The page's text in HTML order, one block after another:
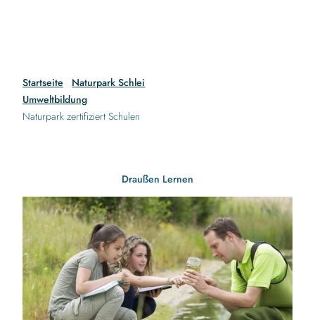
Startseite
Naturpark Schlei
Umweltbildung
Naturpark zertifiziert Schulen
Draußen Lernen